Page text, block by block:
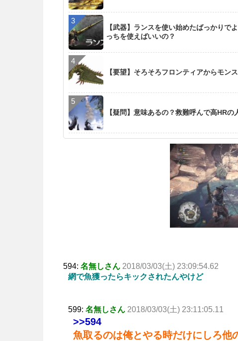
【武器】ランスを使い始めたばっかりで
っちを使えばいいの？
【要望】そろそろフロンティアからモン
【疑問】意味あるの？救難呼んで高HR
594: 名無しさん 2018/03/03(土) 23:09:54.62
網で魚獲ったらキックされたんやけど
599: 名無しさん 2018/03/03(土) 23:11:05.11
>>594
魚取るのは俺とやる時だけにしろ他